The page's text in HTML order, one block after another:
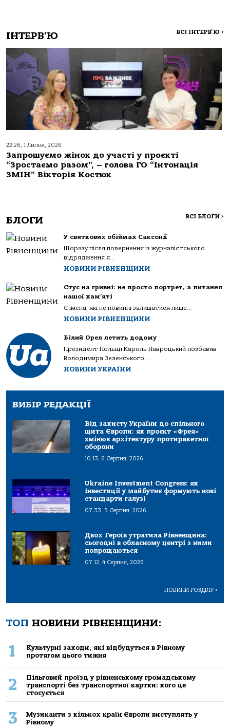
ІНТЕРВ'Ю ВСІ ІНТЕРВ'Ю >
22:26, 1 Липня, 2026
Запрошуємо жінок до участі у проєкті
“Зростаємо разом”, – голова ГО “Інтонація
ЗМІН” Вікторія Костюк
БЛОГИ ВСІ БЛОГИ >
У святкових обіймах Саксонії
Щоразу після повернення із журналістського
відрядження я...
НОВИНИ РІВНЕНЩИНИ
Стус на гривні: не просто портрет, а питання
нашої пам’яті
Є імена, які не повинні залишатися лише...
НОВИНИ РІВНЕНЩИНИ
Білий Орел летить додому
Президент Польщі Кароль Навроцький позбавив
Володимира Зеленського...
НОВИНИ УКРАЇНИ
ВИБІР РЕДАКЦІЇ
Від захисту України до спільного
щита Європи: як проєкт «Фрея»
змінює архітектуру протиракетної
оборони
10:13, 6 Серпня, 2026
Ukraine Investment Congress: як
інвестиції у майбутнє формують нові
стандарти галузі
07:33, 5 Серпня, 2026
Двох Героїв утратила Рівненщина:
сьогодні в обласному центрі з ними
попрощаються
07:12, 4 Серпня, 2026
НОВИНИ РОЗДІЛУ>
ТОП НОВИНИ РІВНЕНЩИНИ:
1
Культурні заходи, які відбудуться в Рівному
протягом цього тижня
2
Пільговий проїзд у рівненському громадському
транспорті без транспортної картки: кого це
стосується
3
Музиканти з кількох країн Європи виступлять у
Рівному